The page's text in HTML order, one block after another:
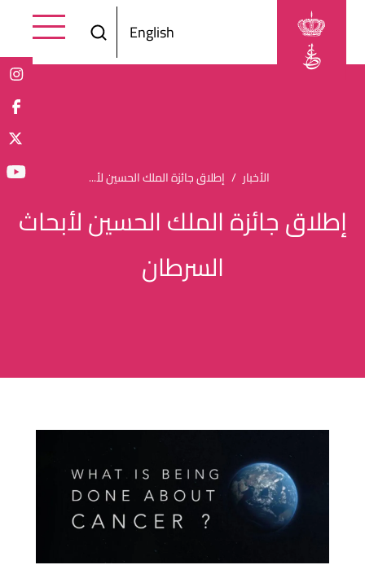
Skip to main content
English
Breadcrumb
الأخبار إطلاق جائزة الملك الحسين لأ...
إطلاق جائزة الملك الحسين لأبحاث
السرطان